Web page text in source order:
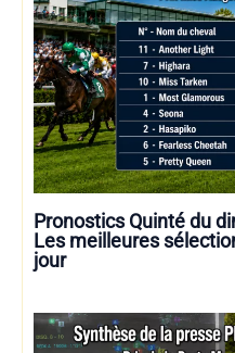
Pronostics Quinté du
Les meilleures
jour